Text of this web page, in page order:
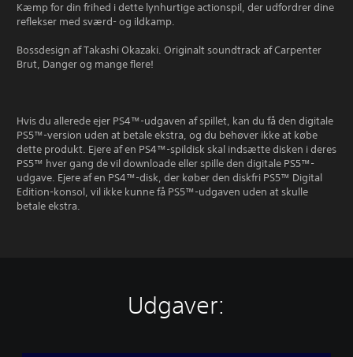
Kæmp for din frihed i dette lynhurtige actionspil, der udfordrer dine
reflekser med sværd- og ildkamp.
Bossdesign af Takashi Okazaki. Originalt soundtrack af Carpenter
Brut, Danger og mange flere!
Hvis du allerede ejer PS4™-udgaven af spillet, kan du få den digitale
PS5™-version uden at betale ekstra, og du behøver ikke at købe
dette produkt. Ejere af en PS4™-spildisk skal indsætte disken i deres
PS5™ hver gang de vil downloade eller spille den digitale PS5™-
udgave. Ejere af en PS4™-disk, der køber den diskfri PS5™ Digital
Edition-konsol, vil ikke kunne få PS5™-udgaven uden at skulle
betale ekstra.
Udgaver: